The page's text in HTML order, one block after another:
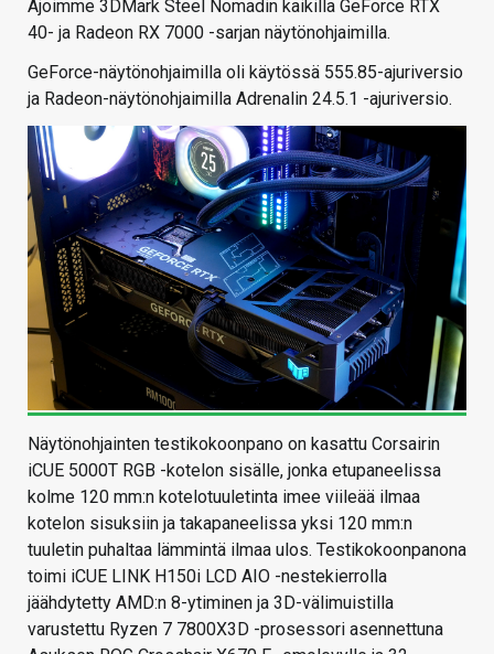
Ajoimme 3DMark Steel Nomadin kaikilla GeForce RTX
40- ja Radeon RX 7000 -sarjan näytönohjaimilla.
GeForce-näytönohjaimilla oli käytössä 555.85-ajuriversio
ja Radeon-näytönohjaimilla Adrenalin 24.5.1 -ajuriversio.
Näytönohjainten testikokoonpano on kasattu Corsairin
iCUE 5000T RGB -kotelon sisälle, jonka etupaneelissa
kolme 120 mm:n kotelotuuletinta imee viileää ilmaa
kotelon sisuksiin ja takapaneelissa yksi 120 mm:n
tuuletin puhaltaa lämmintä ilmaa ulos. Testikokoonpanona
toimi iCUE LINK H150i LCD AIO -nestekierrolla
jäähdytetty AMD:n 8-ytiminen ja 3D-välimuistilla
varustettu Ryzen 7 7800X3D -prosessori asennettuna